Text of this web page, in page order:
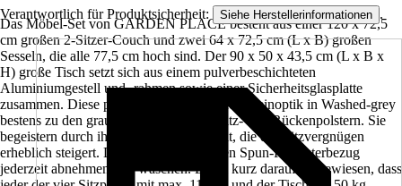
Das Möbel-Set von GARDEN PLACE besteht aus einer 120 x 72,5
cm großen 2-Sitzer-Couch und zwei 64 x 72,5 cm (L x B) großen
Sesseln, die alle 77,5 cm hoch sind. Der 90 x 50 x 43,5 cm (L x B x
H) große Tisch setzt sich aus einem pulverbeschichteten
Aluminiumgestell und -rahmen sowie einer Sicherheitsglasplatte
zusammen. Diese passt mit ihrer modernen Steinoptik in Washed-grey
bestens zu den grau-anthrazitfarbenen Sitz- und Rückenpolstern. Sie
begeistern durch ihre extra dicke Qualität, die das Sitzvergnügen
erheblich steigert. Dazu können Sie deren Spun-Polyesterbezug
jederzeit abnehmen und waschen. Es sei kurz darauf hingewiesen, dass
Verantwortlich für Produktsicherheit: Siehe Herstellerinformationen .